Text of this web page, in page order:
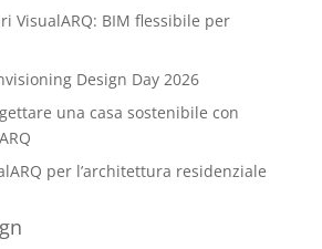
VisualARQ: BIM flessibile per
Design Day 2026
una casa sostenibile con
per l’architettura residenziale